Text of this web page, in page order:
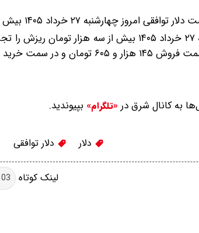
توافقی امروز چهارشنبه ۲۷ خرداد ۱۴۰۵ بیش از سه هزار تومان ریزش را تجربه کرده است.
قیمت دلار توافقی امروز چهارشنبه ۲۷ خرداد ۱۴۰۵
به کانال شرق در «تلگرام» بپیوندید.
دلار دلار توافقی
لینک کوتاه